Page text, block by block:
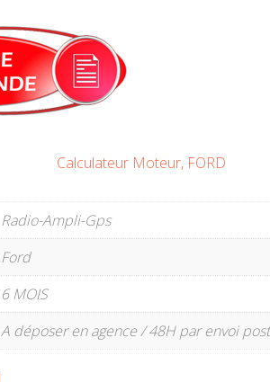
Calculateur Moteur, FORD
Radio-Ampli-Gps
Ford
6 MOIS
A déposer en agence / 48H par envoi